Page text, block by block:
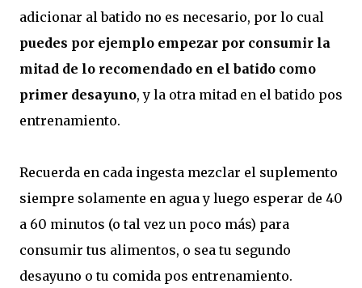
adicionar al batido no es necesario, por lo cual
puedes por ejemplo empezar por consumir la
mitad de lo recomendado en el batido como
primer desayuno, y la otra mitad en el batido pos
entrenamiento.
Recuerda en cada ingesta mezclar el suplemento
siempre solamente en agua y luego esperar de 40
a 60 minutos (o tal vez un poco más) para
consumir tus alimentos, o sea tu segundo
desayuno o tu comida pos entrenamiento.